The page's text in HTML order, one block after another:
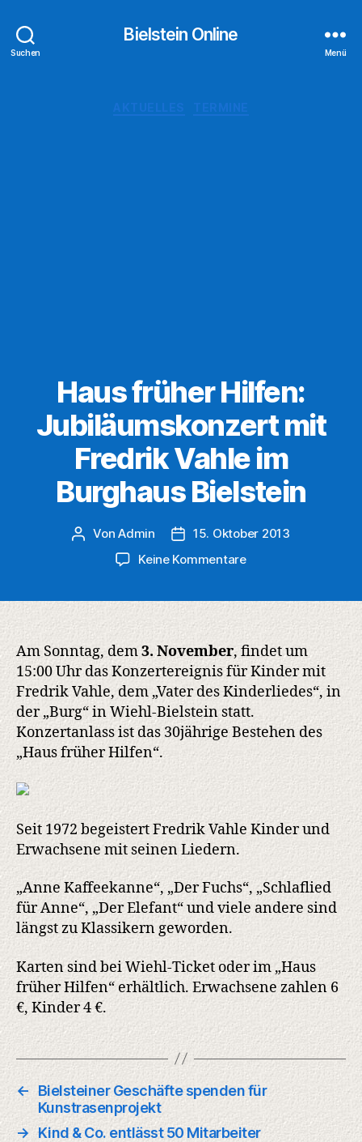
Suchen
Bielstein Online
Menü
Haus früher Hilfen:
Jubiläumskonzert mit
Fredrik Vahle im
Burghaus Bielstein
Beitragsautor
VonAdmin Veröffentlichungsdatum
15. Oktober 2013
Keine Kommentarezu
Hilfen:
Jubiläumskonzert
mit
Fredrik
Vahle
im
Burghaus
Bielstein
Am Sonntag, dem3. November, findet um
15:00 Uhr das Konzertereignis für Kinder mit
Fredrik Vahle, dem „Vater des Kinderliedes“, in
der „Burg“ in Wiehl-Bielstein statt.
Konzertanlass ist das 30jährige Bestehen des
„Haus früher Hilfen“.
Seit 1972 begeistert Fredrik Vahle Kinder und
Erwachsene mit seinen Liedern.
„Anne Kaffeekanne“, „Der Fuchs“, „Schlaflied
für Anne“, „Der Elefant“ und viele andere sind
längst zu Klassikern geworden.
Karten sind bei Wiehl-Ticket oder im „Haus
früher Hilfen“ erhältlich. Erwachsene zahlen 6
€, Kinder 4 €.
← Bielsteiner Geschäfte spenden für
Kunstrasenprojekt
→ Kind & Co. entlässt 50 Mitarbeiter